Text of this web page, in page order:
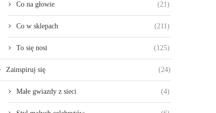
Co na głowie (21)
Co w sklepach (211)
To się nosi (125)
Zainspiruj się (24)
Małe gwiazdy z sieci (4)